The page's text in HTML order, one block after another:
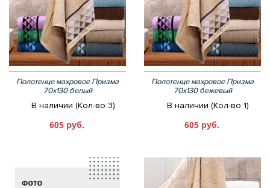
Полотенце махровое Призма
70х130 белый
В наличии (Кол-во 3)
605 руб.
Полотенце махровое Призма
70х130 бежевый
В наличии (Кол-во 1)
605 руб.